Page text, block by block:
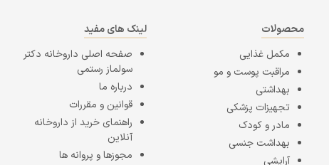
محصولات
مکمل غذایی
مراقبت پوست و مو
بهداشتی
تجهیزات پزشکی
مادر و کودک
بهداشت جنسی
آرایشی
لینک های مفید
صفحه اصلی داروخانه دکتر
سولماز رستمی
درباره ما
قوانین و مقررات
راهنمای خرید از داروخانه
آنلاین
مجوزها و پروانه ها